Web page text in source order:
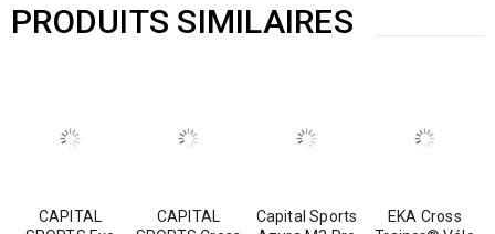
PRODUITS SIMILAIRES
CAPITAL
CAPITAL
Capital Sports
EKA Cross